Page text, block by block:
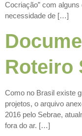
Cocriação” com
necessidade de […]
Roteiro
Como no Brasil existe
projetos, o arquivo
2016 pelo Sebrae,
fora do ar. […]